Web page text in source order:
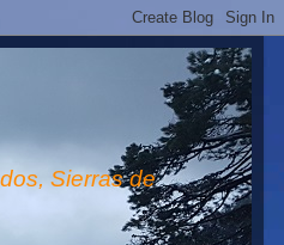
Sierras de